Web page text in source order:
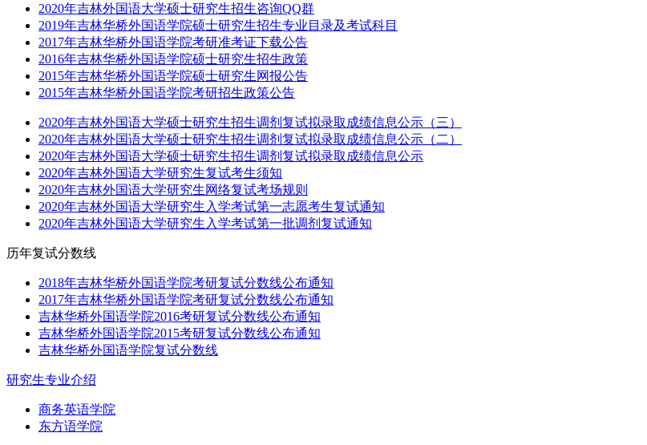
2020年吉林外国语大学硕士研究生招生咨询QQ群
2019年吉林华桥外国语学院硕士研究生招生专业目录及考试科目
2017年吉林华桥外国语学院考研准考证下载公告
2016年吉林华桥外国语学院硕士研究生招生政策
2015年吉林华桥外国语学院硕士研究生网报公告
2015年吉林华桥外国语学院考研招生政策公告
2020年吉林外国语大学硕士研究生招生调剂复试拟录取成绩信息公示（三）
2020年吉林外国语大学硕士研究生招生调剂复试拟录取成绩信息公示（二）
2020年吉林外国语大学硕士研究生招生调剂复试拟录取成绩信息公示
2020年吉林外国语大学研究生复试考生须知
2020年吉林外国语大学研究生网络复试考场规则
2020年吉林外国语大学研究生入学考试第一志愿考生复试通知
2020年吉林外国语大学研究生入学考试第一批调剂复试通知
历年复试分数线
2018年吉林华桥外国语学院考研复试分数线公布通知
2017年吉林华桥外国语学院考研复试分数线公布通知
吉林华桥外国语学院2016考研复试分数线公布通知
吉林华桥外国语学院2015考研复试分数线公布通知
吉林华桥外国语学院复试分数线
研究生专业介绍
商务英语学院
东方语学院